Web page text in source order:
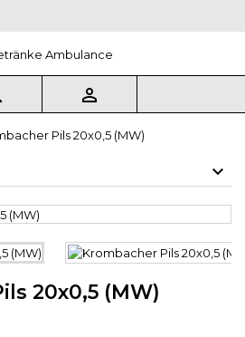

Pils 20x0,5 (MW)
20x0,5 (MW)
×
add_circle_outline
×
×
sein, um Artikel Ihrer
zu können.